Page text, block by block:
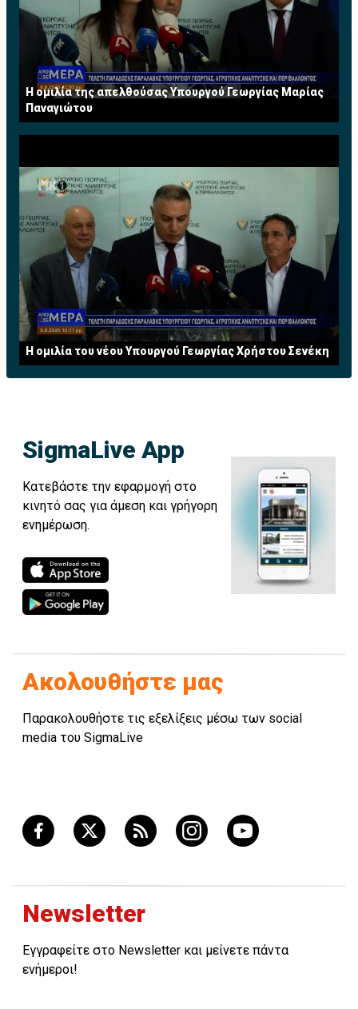
Η ομιλία της απελθούσας Υπουργού Γεωργίας Μαρίας
Παναγιώτου
Η ομιλία του νέου Υπουργού Γεωργίας Χρήστου Σενέκη
SigmaLive App
Κατεβάστε την εφαρμογή στο
κινητό σας για άμεση και γρήγορη
ενημέρωση.
Ακολουθήστε μας
Παρακολουθήστε τις εξελίξεις μέσω των social
media του SigmaLive
Newsletter
Εγγραφείτε στο Newsletter και μείνετε πάντα
ενήμεροι!